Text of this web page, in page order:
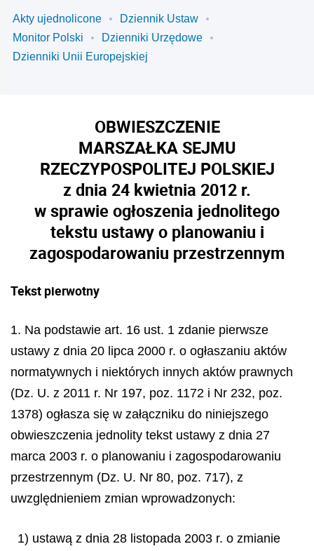
Akty ujednolicone
Dziennik Ustaw
Monitor Polski
Dzienniki Urzędowe
Dzienniki Unii Europejskiej
OBWIESZCZENIE
MARSZAŁKA SEJMU
RZECZYPOSPOLITEJ POLSKIEJ
z dnia 24 kwietnia 2012 r.
w sprawie ogłoszenia jednolitego
tekstu ustawy o planowaniu i
zagospodarowaniu przestrzennym
Tekst pierwotny
1. Na podstawie art. 16 ust. 1 zdanie pierwsze
ustawy z dnia 20 lipca 2000 r. o ogłaszaniu aktów
normatywnych i niektórych innych aktów prawnych
(Dz. U. z 2011 r. Nr 197, poz. 1172 i Nr 232, poz.
1378) ogłasza się w załączniku do niniejszego
obwieszczenia jednolity tekst ustawy z dnia 27
marca 2003 r. o planowaniu i zagospodarowaniu
przestrzennym (Dz. U. Nr 80, poz. 717), z
uwzględnieniem zmian wprowadzonych:
1) ustawą z dnia 28 listopada 2003 r. o zmianie